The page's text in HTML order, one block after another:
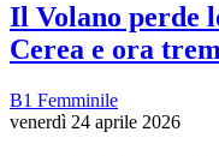
Il Volano perde
Cerea e ora
B1 Femminile
venerdì 24 aprile 2026